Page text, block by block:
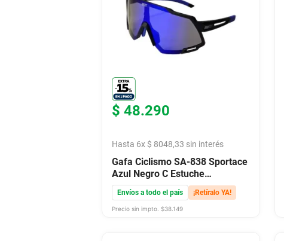
$ 48.290
Hasta 6x $ 8048,33 sin interés
Gafa Ciclismo SA-838 Sportace
Azul Negro C Estuche
Fotocromatico
Envíos a todo el país ¡Retíralo YA!
Precio sin impto. $38.149